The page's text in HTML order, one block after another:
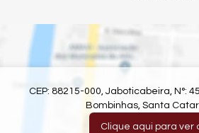
CEP: 88215-000, Jaboticabeira, N°:
Bombinhas, Santa
Clique aqui para ver